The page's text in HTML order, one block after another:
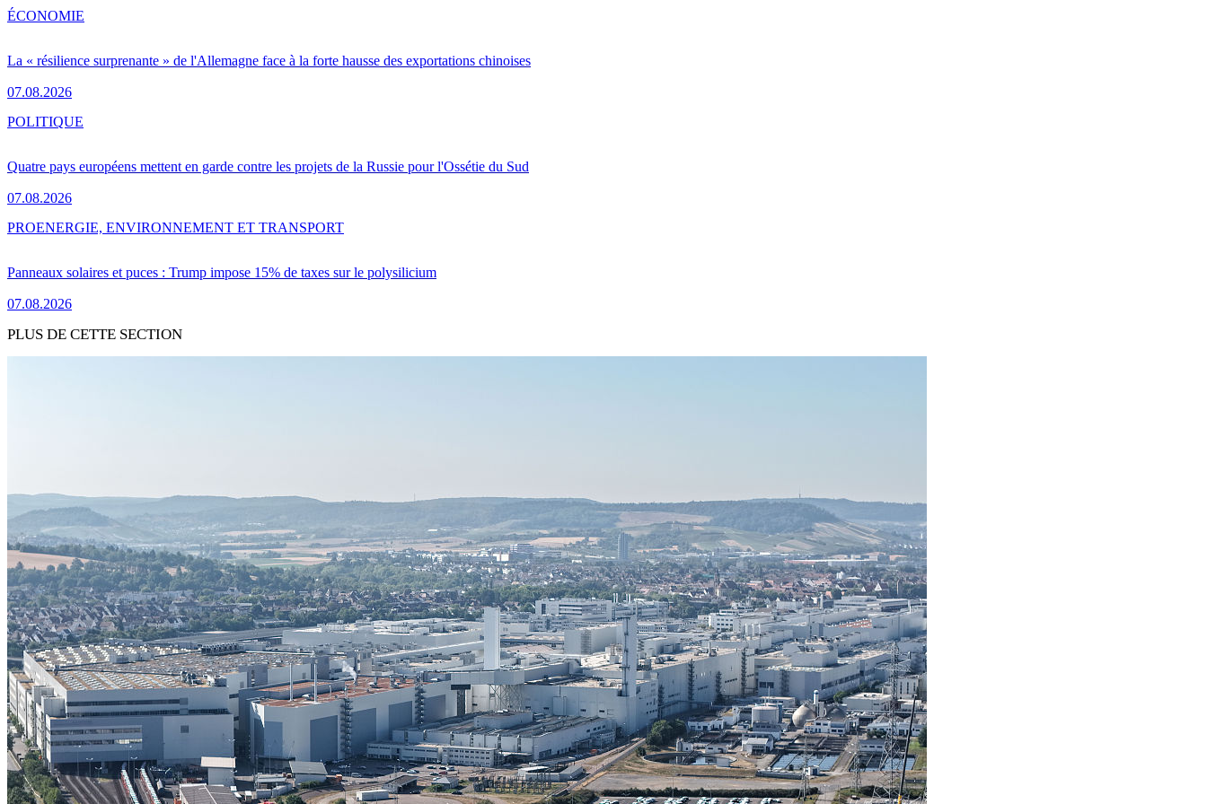
La « résilience surprenante » de l'Allemagne face à la forte hausse des exportations chinoises
07.08.2026
ÉCONOMIE
Quatre pays européens mettent en garde contre les projets de la Russie pour l'Ossétie du Sud
07.08.2026
POLITIQUE
Panneaux solaires et puces : Trump impose 15% de taxes sur le polysilicium
07.08.2026
PROENERGIE, ENVIRONNEMENT ET TRANSPORT
PLUS DE CETTE SECTION